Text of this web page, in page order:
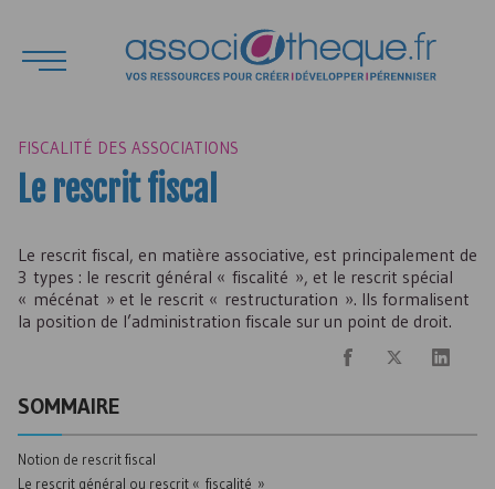
FISCALITÉ DES ASSOCIATIONS
Le rescrit fiscal
Le rescrit fiscal, en matière associative, est principalement de
3 types : le rescrit général « fiscalité », et le rescrit spécial
« mécénat » et le rescrit « restructuration ». Ils formalisent
la position de l’administration fiscale sur un point de droit.
SOMMAIRE
Notion de rescrit fiscal
Le rescrit général ou rescrit « fiscalité »